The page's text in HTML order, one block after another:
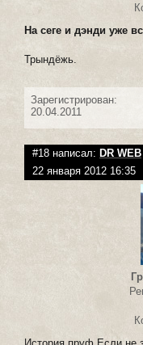
На сеге и дэнди уже
Трындёжь.
Зарегистрирован:
20.04.2011
#18 написал: DR WEB
22 января 2012 16:35